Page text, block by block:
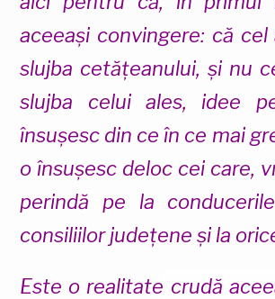
aceeași convingere: că
slujba cetățeanului, și nu
slujba celui ales, idee
însușesc din ce în ce mai
o însușesc deloc cei care,
perindă pe la
consiliilor județene și la
Este o realitate crudă